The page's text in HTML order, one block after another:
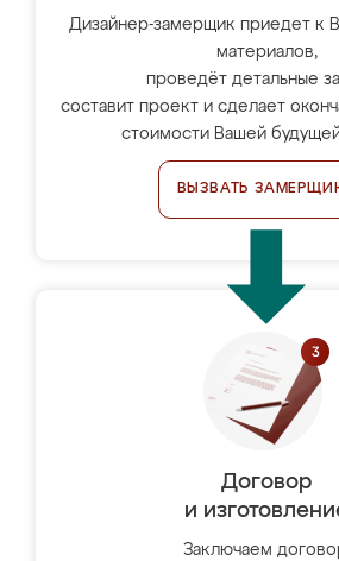
Дизайнер-замерщик приедет к
материалов,
проведёт детальные
составит проект и сделает
стоимости Вашей
ВЫЗВАТЬ
Договор
и
Заключаем